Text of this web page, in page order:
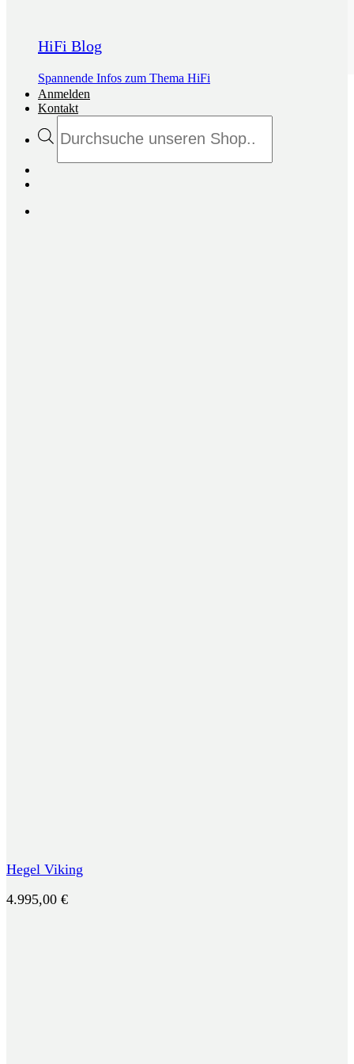
HiFi Blog
Spannende Infos zum Thema HiFi
Anmelden
Kontakt
search
Hegel Viking
4.995,00 €